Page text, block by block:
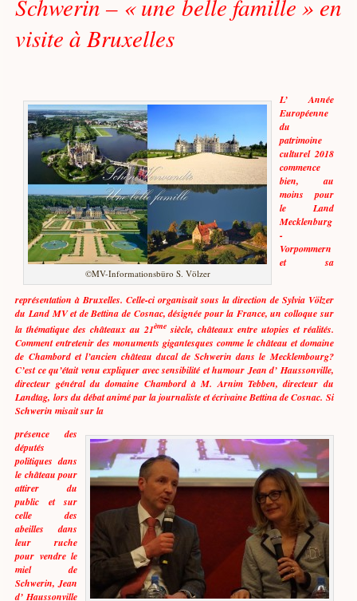
Schwerin – « une belle famille » en
visite à Bruxelles
©MV-Informationsbüro S. Völzer
L’ Année
Européenne
du
patrimoine
culturel 2018
commence
bien, au
moins pour
le Land
Mecklenburg
-
Vorpommern
et sa
représentation à Bruxelles. Celle-ci organisait sous la direction de Sylvia Völzer
du Land MV et de Bettina de Cosnac, désignée pour la France, un colloque sur
la thématique des châteaux au 21ème siècle, châteaux entre utopies et réalités.
Comment entretenir des monuments gigantesques comme le château et domaine
de Chambord et l’ancien château ducal de Schwerin dans le Mecklembourg?
C’est ce qu’était venu expliquer avec sensibilité et humour Jean d’ Haussonville,
directeur général du domaine Chambord à M. Arnim Tebben, directeur du
Landtag, lors du débat animé par la journaliste et écrivaine Bettina de Cosnac. Si
Schwerin misait sur la
présence des
députés
politiques dans
le château pour
attirer du
public et sur
celle des
abeilles dans
leur ruche
pour vendre le
miel de
Schwerin, Jean
d’ Haussonville